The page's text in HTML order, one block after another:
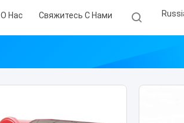
О Нас Свяжитесь С Нами